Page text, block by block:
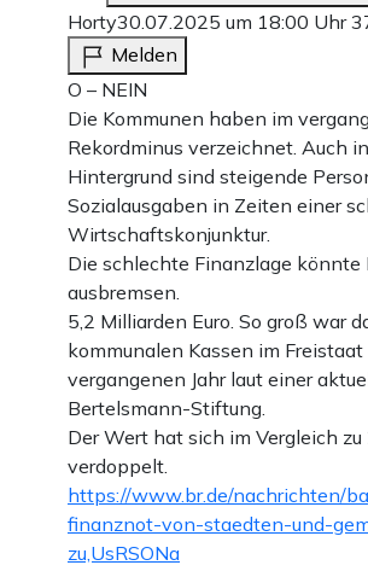
Horty30.07.2025 um 18:00 Uhr
Melden
O – NEIN
Die Kommunen haben im
Rekordminus verzeichnet. Auch
Hintergrund sind steigende
Sozialausgaben in Zeiten einer
Wirtschaftskonjunktur.
Die schlechte Finanzlage
ausbremsen.
5,2 Milliarden Euro. So groß war
kommunalen Kassen im Freistaat
vergangenen Jahr laut einer
Bertelsmann-Stiftung.
Der Wert hat sich im Vergleich
verdoppelt.
https://www.br.de/nachrichten/
finanznot-von-staedten-und-
zu,UsRSONa